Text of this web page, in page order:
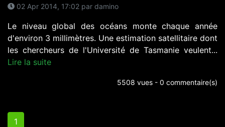
02 Apr 2014, 17:02 par damino
Le niveau global des océans monte chaque année
d'environ 3 millimètres. Une estimation satellitaire dont
les chercheurs de l'Université de Tasmanie veulent...
Lire la suite
5508 vues - 0 commentaire(s)
1